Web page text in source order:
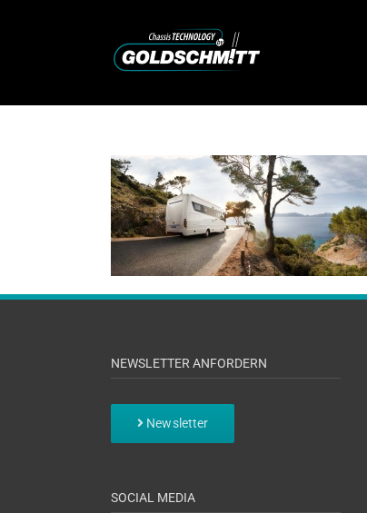
NEWSLETTER ANFORDERN
Newsletter
SOCIAL MEDIA